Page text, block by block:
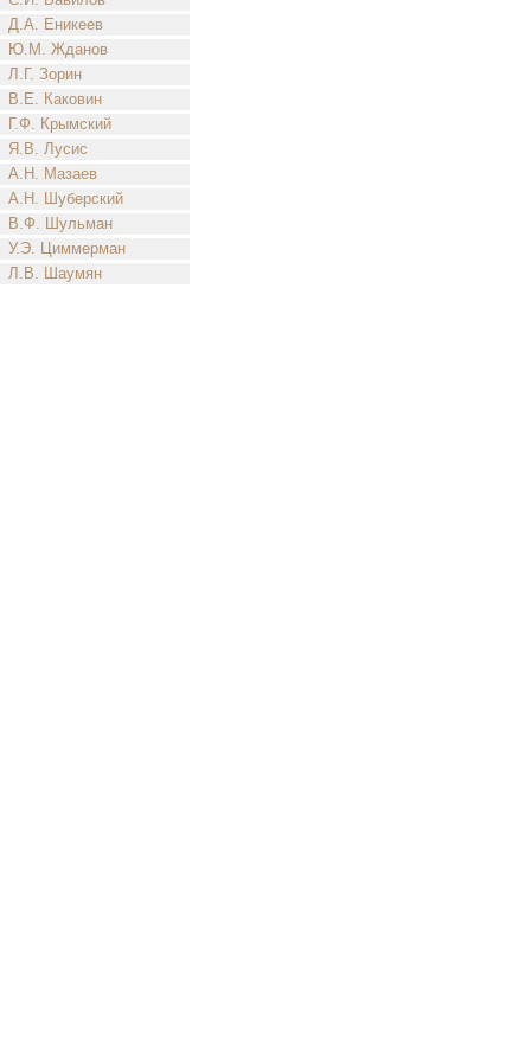
Д.А. Еникеев
Ю.М. Жданов
Л.Г. Зорин
В.Е. Каковин
Г.Ф. Крымский
Я.В. Лусис
А.Н. Мазаев
А.Н. Шуберский
В.Ф. Шульман
У.Э. Циммерман
Л.В. Шаумян